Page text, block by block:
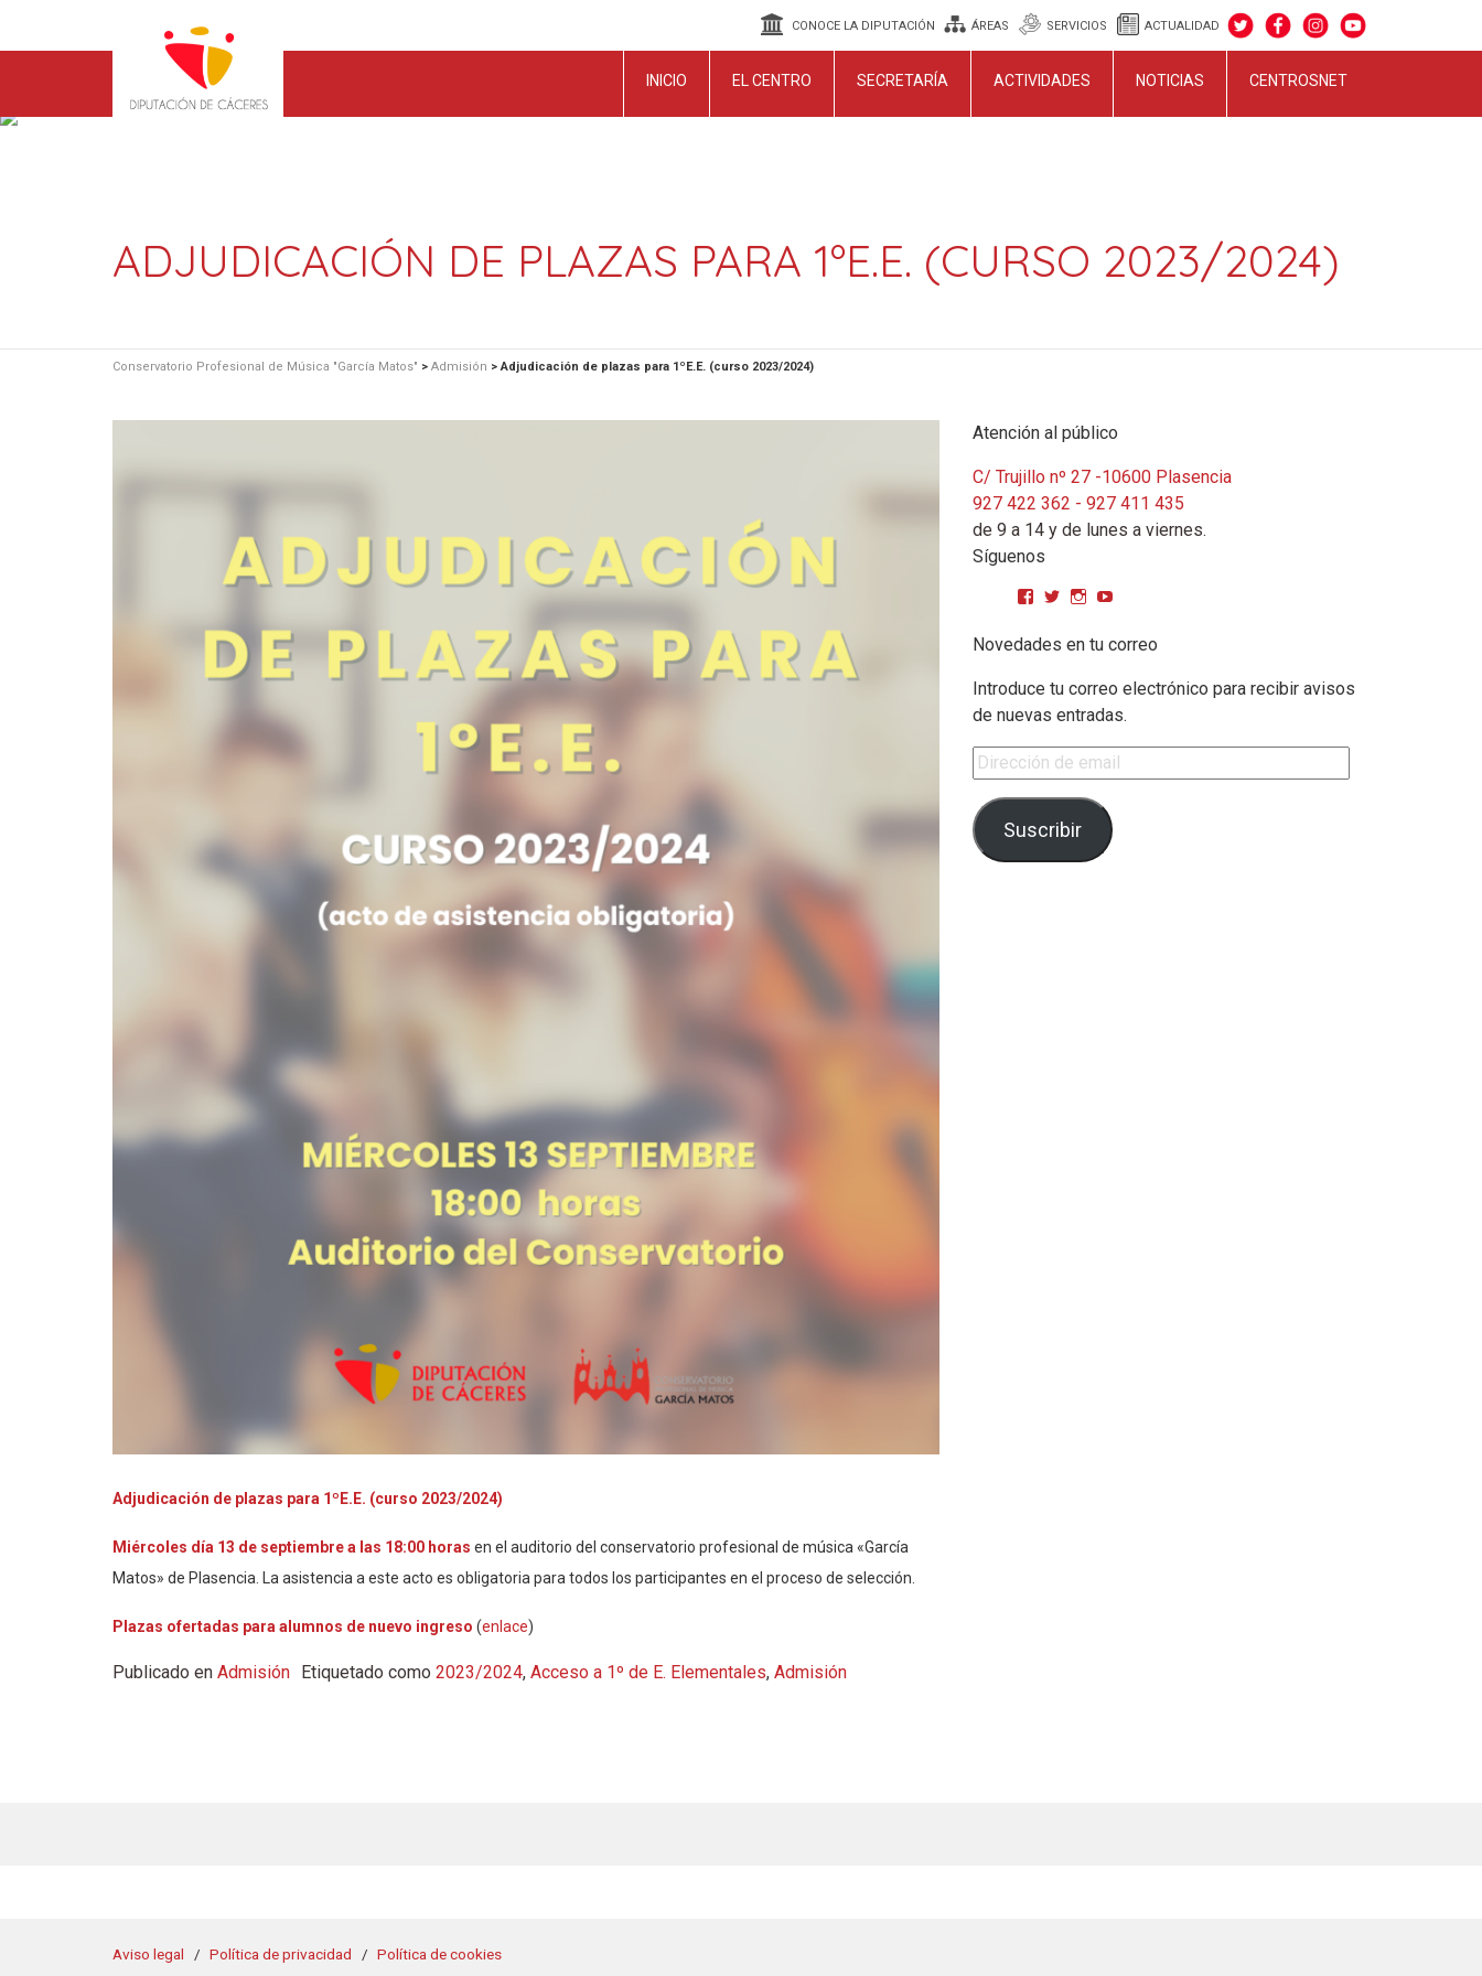
CONOCE LA DIPUTACIÓN ÁREAS SERVICIOS ACTUALIDAD
INICIO EL CENTRO SECRETARÍA ACTIVIDADES NOTICIAS CENTROSNET
ADJUDICACIÓN DE PLAZAS PARA 1ºE.E. (CURSO 2023/2024)
Conservatorio Profesional de Música "García Matos" > Admisión >Adjudicación de plazas para 1ºE.E. (curso 2023/2024)
Adjudicación de plazas para 1ºE.E. (curso 2023/2024)
Miércoles día 13 de septiembre a las 18:00 horas en el auditorio del conservatorio profesional de música «García
Matos» de Plasencia. La asistencia a este acto es obligatoria para todos los participantes en el proceso de selección.
Plazas ofertadas para alumnos de nuevo ingreso (enlace)
Publicado en Admisión Etiquetado como 2023/2024, Acceso a 1º de E. Elementales, Admisión
Atención al público
C/ Trujillo nº 27 -10600 Plasencia
927 422 362 - 927 411 435
de 9 a 14 y de lunes a viernes.
Síguenos
Ver perfil de CPMGarciaMatos en Facebook
Ver perfil de cpmgarciamatos en Twitter
Ver perfil de cpmgarciamatos en Instagram
Novedades en tu correo
Introduce tu correo electrónico para recibir avisos
de nuevas entradas.
Dirección de email
Suscribir
Aviso legal Política de privacidad Política de cookies